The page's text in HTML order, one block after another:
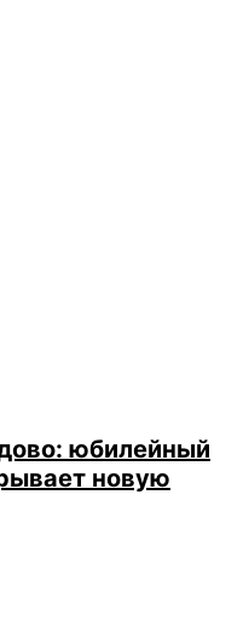
юбилейный
новую